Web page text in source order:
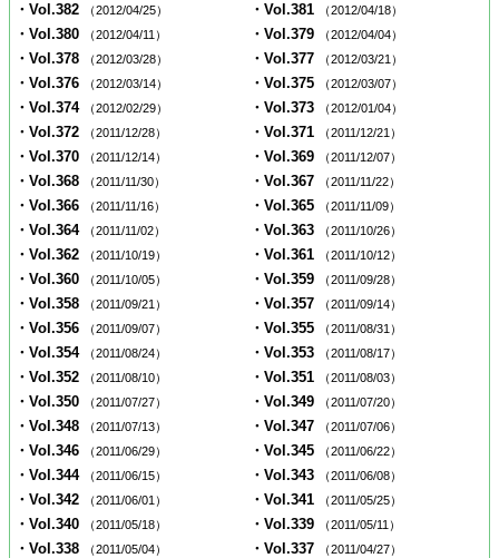
・Vol.382 （2012/04/25） ・Vol.381 （2012/04/18）
・Vol.380 （2012/04/11） ・Vol.379 （2012/04/04）
・Vol.378 （2012/03/28） ・Vol.377 （2012/03/21）
・Vol.376 （2012/03/14） ・Vol.375 （2012/03/07）
・Vol.374 （2012/02/29） ・Vol.373 （2012/01/04）
・Vol.372 （2011/12/28） ・Vol.371 （2011/12/21）
・Vol.370 （2011/12/14） ・Vol.369 （2011/12/07）
・Vol.368 （2011/11/30） ・Vol.367 （2011/11/22）
・Vol.366 （2011/11/16） ・Vol.365 （2011/11/09）
・Vol.364 （2011/11/02） ・Vol.363 （2011/10/26）
・Vol.362 （2011/10/19） ・Vol.361 （2011/10/12）
・Vol.360 （2011/10/05） ・Vol.359 （2011/09/28）
・Vol.358 （2011/09/21） ・Vol.357 （2011/09/14）
・Vol.356 （2011/09/07） ・Vol.355 （2011/08/31）
・Vol.354 （2011/08/24） ・Vol.353 （2011/08/17）
・Vol.352 （2011/08/10） ・Vol.351 （2011/08/03）
・Vol.350 （2011/07/27） ・Vol.349 （2011/07/20）
・Vol.348 （2011/07/13） ・Vol.347 （2011/07/06）
・Vol.346 （2011/06/29） ・Vol.345 （2011/06/22）
・Vol.344 （2011/06/15） ・Vol.343 （2011/06/08）
・Vol.342 （2011/06/01） ・Vol.341 （2011/05/25）
・Vol.340 （2011/05/18） ・Vol.339 （2011/05/11）
・Vol.338 （2011/05/04） ・Vol.337 （2011/04/27）